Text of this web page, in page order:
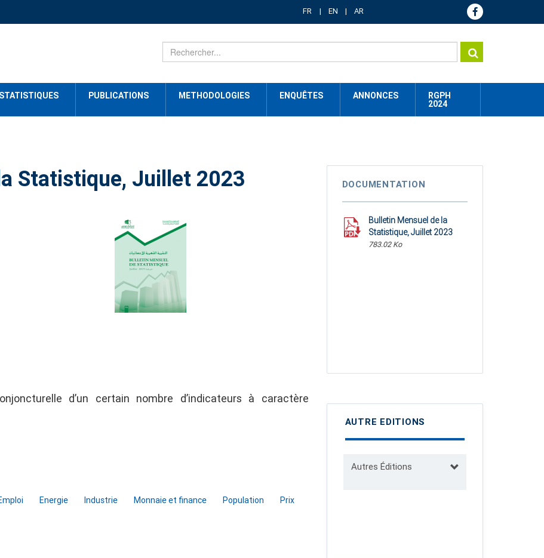
FR EN AR
STATISTIQUES PUBLICATIONS METHODOLOGIES ENQUÊTES ANNONCES
RGPH
2024
Statistique, Juillet 2023
d’un certain nombre d’indicateurs à caractère
Energie Industrie Monnaie et finance Population
Prix
DOCUMENTATION
Bulletin Mensuel de la
Statistique, Juillet 2023
783.02 Ko
AUTRE EDITIONS
Autres Éditions